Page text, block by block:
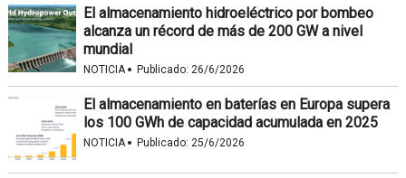
El almacenamiento hidroeléctrico por bombeo
alcanza un récord de más de 200 GW a nivel
mundial
NOTICIA· Publicado: 26/6/2026
El almacenamiento en baterías en Europa supera
los 100 GWh de capacidad acumulada en 2025
NOTICIA· Publicado: 25/6/2026